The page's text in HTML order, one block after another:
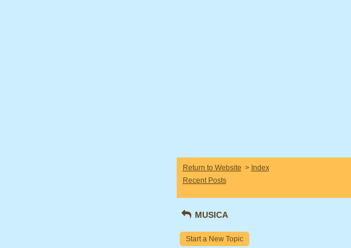
Return to Website > Index
Recent Posts
MUSICA
Start a New Topic